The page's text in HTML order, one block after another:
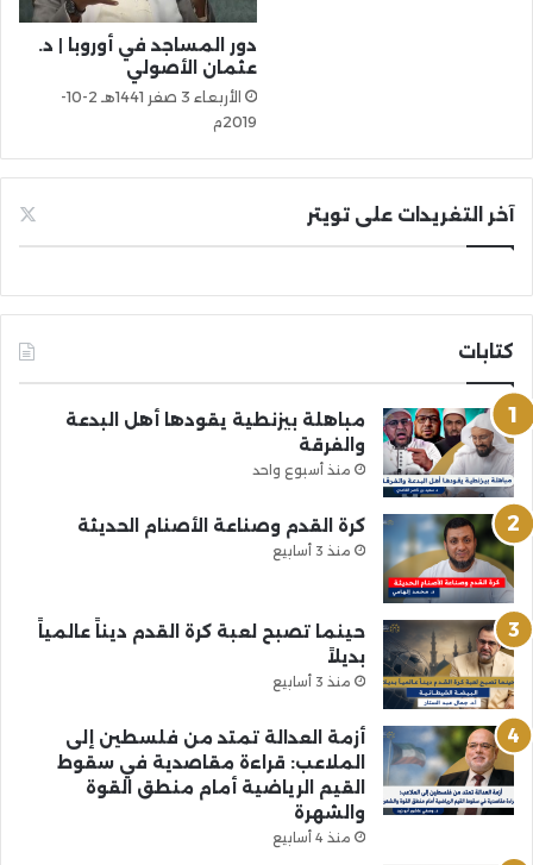
دور المساجد في أوروبا | د.
عثمان الأصولي
الأربعاء 3 صفر 1441هـ 2-10-
2019م
آخر التغريدات على تويتر
كتابات
مباهلة بيزنطية يقودها أهل البدعة
والفرقة
منذ أسبوع واحد
كرة القدم وصناعة الأصنام الحديثة
منذ 3 أسابيع
حينما تصبح لعبة كرة القدم ديناً عالمياً
بديلاً
منذ 3 أسابيع
أزمة العدالة تمتد من فلسطين إلى
الملاعب: قراءة مقاصدية في سقوط
القيم الرياضية أمام منطق القوة
والشهرة
منذ 4 أسابيع